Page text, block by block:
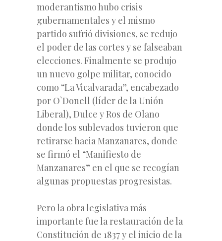
moderantismo hubo crisis
gubernamentales y el mismo
partido sufrió divisiones, se redujo
el poder de las cortes y se falseaban
elecciones. Finalmente se produjo
un nuevo golpe militar, conocido
como “La Vicalvarada”, encabezado
por O`Donell (líder de la Unión
Liberal), Dulce y Ros de Olano
donde los sublevados tuvieron que
retirarse hacia Manzanares, donde
se firmó el “Manifiesto de
Manzanares” en el que se recogían
algunas propuestas progresistas.
Pero la obra legislativa más
importante fue la restauración de la
Constitución de 1837 y el inicio de la